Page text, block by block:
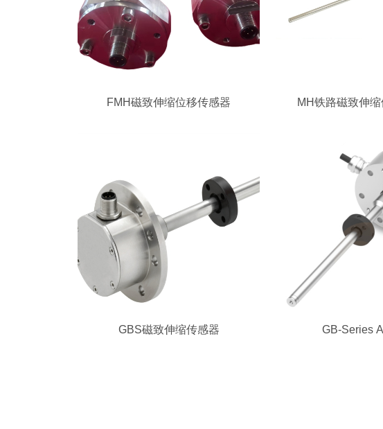
FMH磁致伸缩位移传感器 MH铁路磁致伸
GBS磁致伸缩传感器 GB-Series